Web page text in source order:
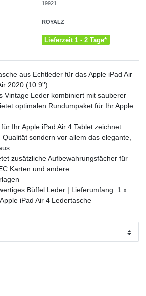
19921
ROYALZ
Lieferzeit 1 - 2 Tage*
aus Echtleder für das Apple iPad Air
2020 (10.9'')
Vintage Leder kombiniert mit sauberer
optimalen Rundumpaket für Ihr Apple
Ihr Apple iPad Air 4 Tablet zeichnet
Qualität sondern vor allem das elegante,
zusätzliche Aufbewahrungsfächer für
Karten und andere
Büffel Leder | Lieferumfang: 1 x
iPad Air 4 Ledertasche